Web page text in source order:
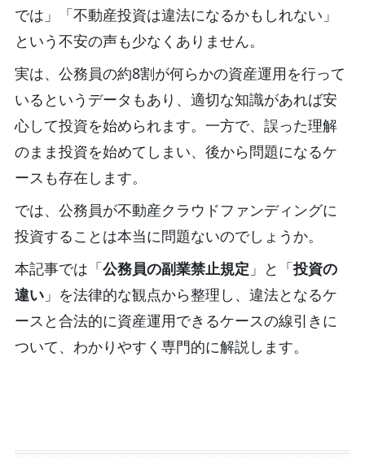
では」「不動産投資は違法になるかもしれない」
という不安の声も少なくありません。
実は、公務員の約8割が何らかの資産運用を行って
いるというデータもあり、適切な知識があれば安
心して投資を始められます。一方で、誤った理解
のまま投資を始めてしまい、後から問題になるケ
ースも存在します。
では、公務員が不動産クラウドファンディングに
投資することは本当に問題ないのでしょうか。
本記事では「公務員の副業禁止規定 」と「投資の
違い」を法律的な観点から整理し、違法となるケ
ースと合法的に資産運用できるケースの線引きに
ついて、わかりやすく専門的に解説します。